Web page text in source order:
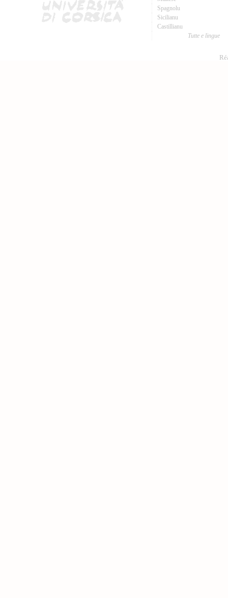
Spagnolu
Sicilianu
Castillianu
Tutte e lingue